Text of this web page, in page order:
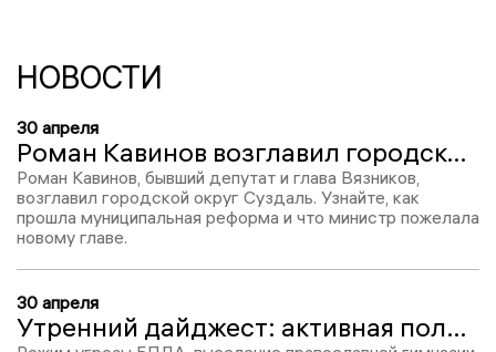
НОВОСТИ
30 апреля
Роман Кавинов возглавил городской округ Суздаль
Роман Кавинов, бывший депутат и глава Вязников,
возглавил городской округ Суздаль. Узнайте, как
прошла муниципальная реформа и что министр пожелала
новому главе.
30 апреля
Утренний дайджест: активная политическая жизнь и православие